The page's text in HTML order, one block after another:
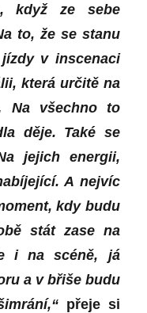
když ze sebe
to, že se stanu
v inscenaci
která určitě na
Na všechno to
děje. Také se
jejich energii,
A nejvíc
kdy budu
stát zase na
i na scéně, já
a v břiše budu
přeje si